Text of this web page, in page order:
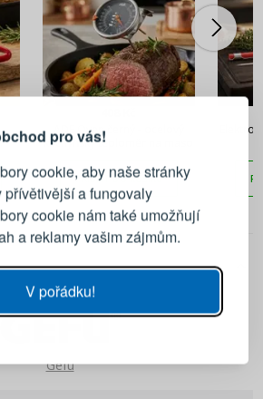
pro vás!
cookie, aby naše stránky
a fungovaly
cookie nám také umožňují
a reklamy vašim zájmům.
V pořádku!
ADE Oven černý - ocelový
kuchyňský teploměr na maso
PŘIDAT DO KOŠÍKU
Gefu
REGISTRACE
se ke svému účtu
PŘIHLÁSIT SE
Připomenutí hesla